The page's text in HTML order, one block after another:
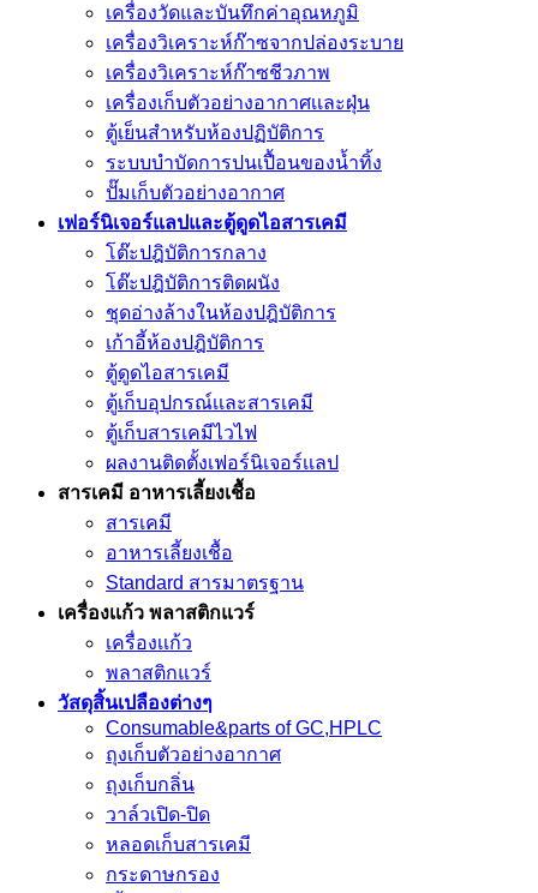
เครื่องวัดและบันทึกค่าอุณหภูมิ
เครื่องวิเคราะห์ก๊าซจากปล่องระบาย
เครื่องวิเคราะห์ก๊าซชีวภาพ
เครื่องเก็บตัวอย่างอากาศเเละฝุ่น
ตู้เย็นสำหรับห้องปฏิบัติการ
ระบบบำบัดการปนเปื้อนของน้ำทิ้ง
ปั๊มเก็บตัวอย่างอากาศ
เฟอร์นิเจอร์แลปและตู้ดูดไอสารเคมี
โต๊ะปฎิบัติการกลาง
โต๊ะปฎิบัติการติดผนัง
ชุดอ่างล้างในห้องปฎิบัติการ
เก้าอี้ห้องปฎิบัติการ
ตู้ดูดไอสารเคมี
ตู้เก็บอุปกรณ์เเละสารเคมี
ตู้เก็บสารเคมีไวไฟ
ผลงานติดตั้งเฟอร์นิเจอร์เเลป
สารเคมี อาหารเลี้ยงเชื้อ
สารเคมี
อาหารเลี้ยงเชื้อ
Standard สารมาตรฐาน
เครื่องเเก้ว พลาสติกแวร์
เครื่องเเก้ว
พลาสติกแวร์
วัสดุสิ้นเปลืองต่างๆ
Consumable&parts of GC,HPLC
ถุงเก็บตัวอย่างอากาศ
ถุงเก็บกลิ่น
วาล์วเปิด-ปิด
หลอดเก็บสารเคมี
กระดาษกรอง